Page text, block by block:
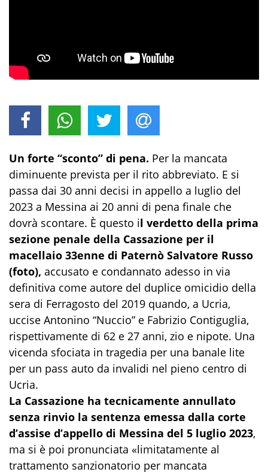
Un forte “sconto” di pena. Per la mancata
diminuente prevista per il rito abbreviato. E si
passa dai 30 anni decisi in appello a luglio del
2023 a Messina ai 20 anni di pena finale che
dovrà scontare. È questo il verdetto della prima
sezione penale della Cassazione per il
macellaio 33enne di Paternò Salvatore Russo
(foto), accusato e condannato adesso in via
definitiva come autore del duplice omicidio della
sera di Ferragosto del 2019 quando, a Ucria,
uccise Antonino “Nuccio” e Fabrizio Contiguglia,
rispettivamente di 62 e 27 anni, zio e nipote. Una
vicenda sfociata in tragedia per una banale lite
per un pass auto da invalidi nel pieno centro di
Ucria.
La Cassazione ha tecnicamente annullato
senza rinvio la sentenza emessa dalla corte
d’assise d’appello di Messina del 5 luglio 2023,
ma si è poi pronunciata «limitatamente al
trattamento sanzionatorio per mancata